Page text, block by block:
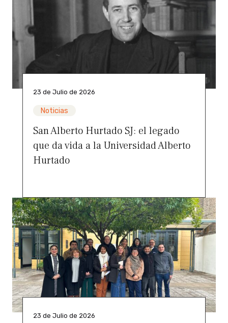
23 de Julio de 2026
Noticias
San Alberto Hurtado SJ: el legado
que da vida a la Universidad Alberto
Hurtado
23 de Julio de 2026